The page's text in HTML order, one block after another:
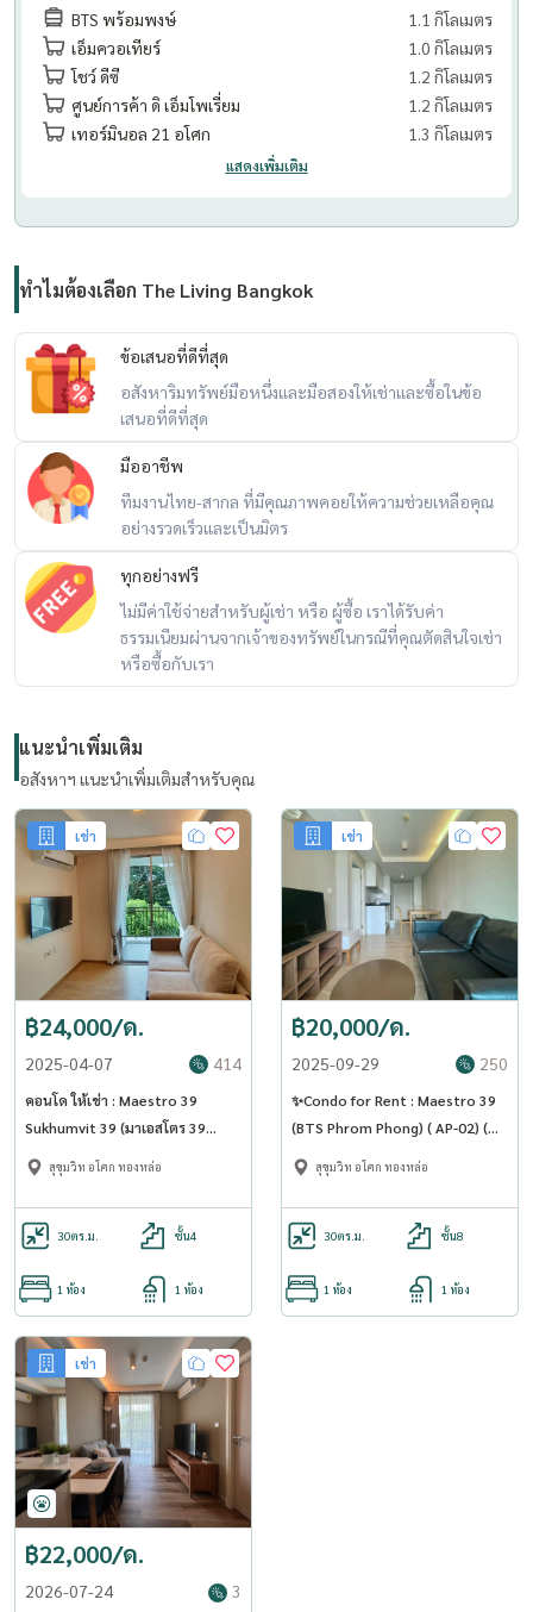
BTS พร้อมพงษ์
1.1 กิโลเมตร
เอ็มควอเทียร์
1.0 กิโลเมตร
โชว์ ดีซี
1.2 กิโลเมตร
ศูนย์การค้า ดิ เอ็มโพเรี่ยม
1.2 กิโลเมตร
เทอร์มินอล 21 อโศก
1.3 กิโลเมตร
แสดงเพิ่มเติม
ทำไมต้องเลือก The Living Bangkok
ข้อเสนอที่ดีที่สุด
อสังหาริมทรัพย์มือหนึ่งและมือสองให้เช่าและซื้อในข้อ
เสนอที่ดีที่สุด
มืออาชีพ
ทีมงานไทย-สากล ที่มีคุณภาพคอยให้ความช่วยเหลือคุณ
อย่างรวดเร็วและเป็นมิตร
ทุกอย่างฟรี
ไม่มีค่าใช้จ่ายสำหรับผู้เช่า หรือ ผู้ซื้อ เราได้รับค่า
ธรรมเนียมผ่านจากเจ้าของทรัพย์ในกรณีที่คุณตัดสินใจเช่า
หรือซื้อกับเรา
แนะนำเพิ่มเติม
อสังหาฯ แนะนำเพิ่มเติมสำหรับคุณ
เช่า
฿24,000/ด.
2025-04-07 414
คอนโด ให้เช่า : Maestro 39
Sukhumvit 39 (มาเอสโตร 39
สุขุมวิท 39) Pet friendly( บีทีเอส
พร้อมพงษ์ )) MK-02 line
@livingbkk
สุขุมวิท อโศก ทองหล่อ
30ตร.ม. ชั้น4
1 ห้อง 1 ห้อง
เช่า
฿20,000/ด.
2025-09-29 250
✨Condo for Rent : Maestro 39
(BTS Phrom Phong) ( AP-02) (
line : @condo91 )
สุขุมวิท อโศก ทองหล่อ
30ตร.ม. ชั้น8
1 ห้อง 1 ห้อง
เช่า
฿22,000/ด.
2026-07-24 3